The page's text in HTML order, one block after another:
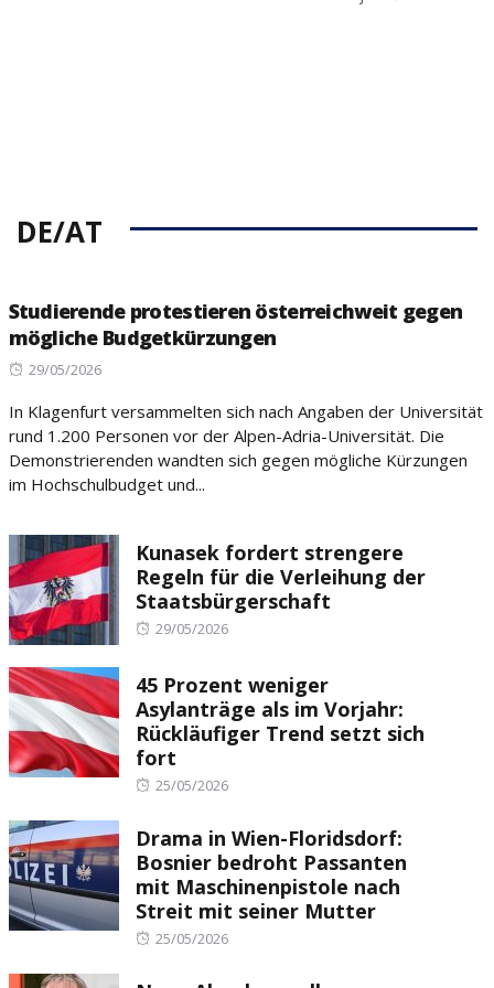
DE/AT
Studierende protestieren österreichweit gegen
mögliche Budgetkürzungen
Posted
29/05/2026
In Klagenfurt versammelten sich nach Angaben der Universität
rund 1.200 Personen vor der Alpen-Adria-Universität. Die
Demonstrierenden wandten sich gegen mögliche Kürzungen
im Hochschulbudget und...
Kunasek fordert strengere
Regeln für die Verleihung der
Staatsbürgerschaft
Posted
29/05/2026
45 Prozent weniger
Asylanträge als im Vorjahr:
Rückläufiger Trend setzt sich
fort
Posted
25/05/2026
Drama in Wien-Floridsdorf:
Bosnier bedroht Passanten
mit Maschinenpistole nach
Streit mit seiner Mutter
Posted
25/05/2026